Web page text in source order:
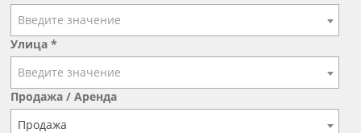
Введите значение
Улица *
Введите значение
Продажа / Аренда
Продажа